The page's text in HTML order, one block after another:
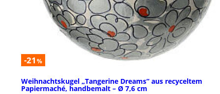
-21 %
Weihnachtskugel „Tangerine Dreams“ aus recyceltem
Papiermaché, handbemalt – Ø 7,6 cm